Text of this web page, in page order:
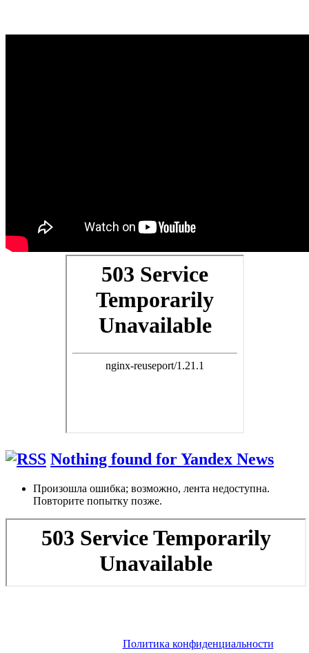
Nothing found for Yandex News
Произошла ошибка; возможно, лента недоступна.
Повторите попытку позже.
Политика конфиденциальности